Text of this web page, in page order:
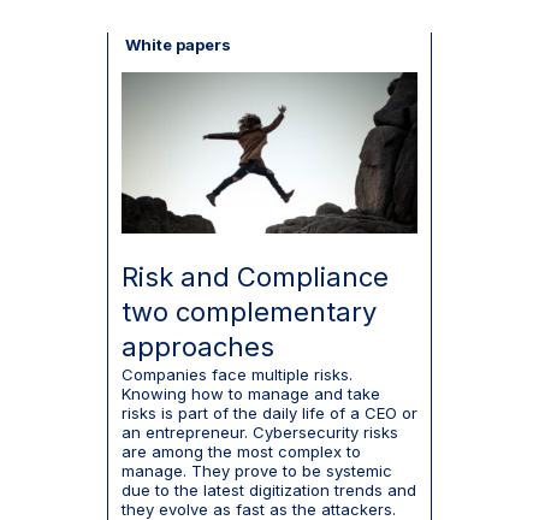
White papers
Risk and Compliance
two complementary
approaches
Companies face multiple risks.
Knowing how to manage and take
risks is part of the daily life of a CEO or
an entrepreneur. Cybersecurity risks
are among the most complex to
manage. They prove to be systemic
due to the latest digitization trends and
they evolve as fast as the attackers.